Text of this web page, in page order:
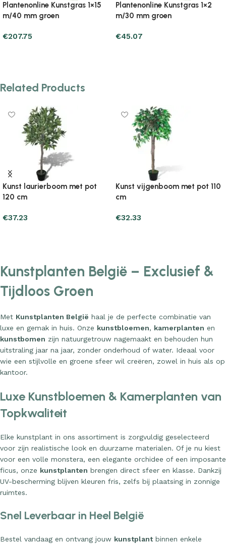
Plantenonline Kunstgras 1×2
m/40 mm groen
€65.65
Plantenonline Kunstgras 1×5
m/30 mm groen
€73.49
Related Products
Kunst laurierboom met pot
120 cm
€37.23
Kunst vijgenboom met pot 110
cm
€32.33
Kunstplanten België – Exclusief &
Tijdloos Groen
Met Kunstplanten België haal je de perfecte combinatie van
luxe en gemak in huis. Onze kunstbloemen, kamerplanten en
kunstbomen zijn natuurgetrouw nagemaakt en behouden hun
uitstraling jaar na jaar, zonder onderhoud of water. Ideaal voor
wie een stijlvolle en groene sfeer wil creëren, zowel in huis als op
kantoor.
Luxe Kunstbloemen & Kamerplanten van
Topkwaliteit
Elke kunstplant in ons assortiment is zorgvuldig geselecteerd
voor zijn realistische look en duurzame materialen. Of je nu kiest
voor een volle monstera, een elegante orchidee of een imposante
ficus, onze kunstplanten brengen direct sfeer en klasse. Dankzij
UV-bescherming blijven kleuren fris, zelfs bij plaatsing in zonnige
ruimtes.
Snel Leverbaar in Heel België
Bestel vandaag en ontvang jouw kunstplantbinnen enkele